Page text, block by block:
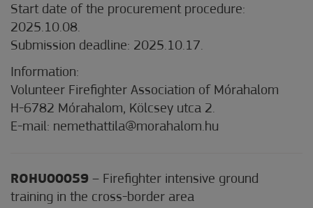
Start date of the procurement procedure:
2025.10.08.
Submission deadline: 2025.10.17.
Information:
Volunteer Firefighter Association of Mórahalom
H-6782 Mórahalom, Kölcsey utca 2.
E-mail: nemethattila@morahalom.hu
ROHU00059 – Firefighter intensive ground
training in the cross-border area